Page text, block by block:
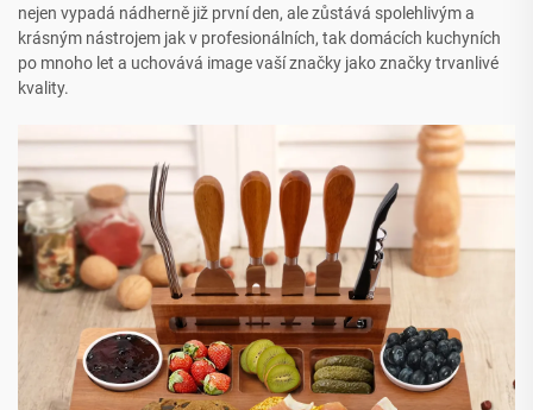
nejen vypadá nádherně již první den, ale zůstává spolehlivým a
krásným nástrojem jak v profesionálních, tak domácích kuchyních
po mnoho let a uchovává image vaší značky jako značky trvanlivé
kvality.